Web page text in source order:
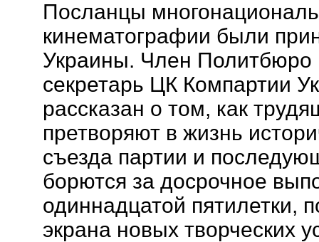
Посланцы
кинематографии были
Украины. Член
секретарь ЦК Компартии
рассказан о том, как
претворяют в жизнь
съезда партии и
борются за досрочное
одиннадцатой пятилетки,
экрана новых творческих